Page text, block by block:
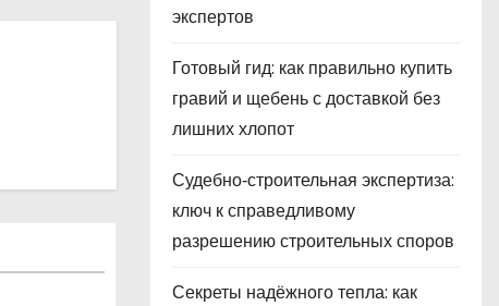
экспертов
Готовый гид: как правильно купить
гравий и щебень с доставкой без
лишних хлопот
Судебно‑строительная экспертиза:
ключ к справедливому
разрешению строительных споров
Секреты надёжного тепла: как